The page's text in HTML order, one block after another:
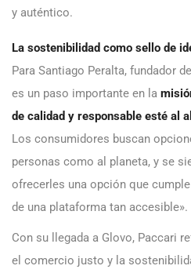
y auténtico.
La sostenibilidad como sello de
Para Santiago Peralta, fundador
es un paso importante en la
de calidad y responsable esté al
Los consumidores buscan
personas como al planeta, y se
ofrecerles una opción que
de una plataforma tan accesible».
Con su llegada a Glovo, Paccari
el comercio justo y la